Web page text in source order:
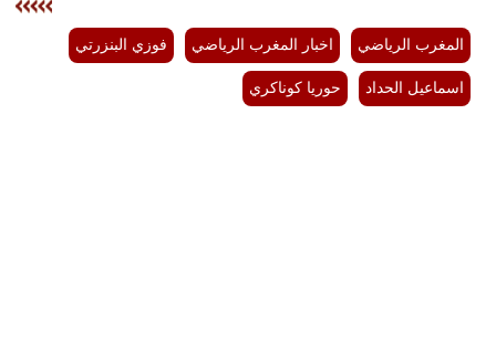
المغرب الرياضي اخبار المغرب الرياضي فوزي البنزرتي
اسماعيل الحداد حوريا كوناكري